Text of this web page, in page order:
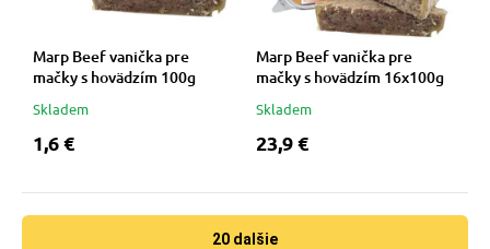
Marp Beef vanička pre
mačky s hovädzím 100g
Skladem
1,6 €
Marp Beef vanička pre
mačky s hovädzím 16x100g
Skladem
23,9 €
20 dalšie